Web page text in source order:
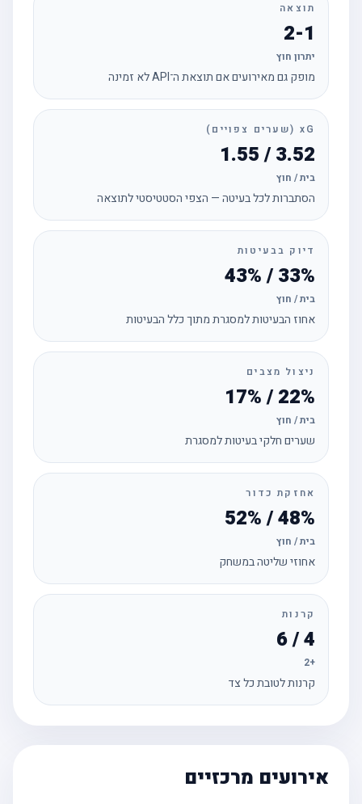
תוצאה
2-1
יתרון חוץ
מופק גם מאירועים אם תוצאת ה־API לא זמינה
xG (שערים צפויים)
3.52 / 1.55
בית / חוץ
הסתברות לכל בעיטה — הצפי הסטטיסטי לתוצאה
דיוק בבעיטות
33% / 43%
בית / חוץ
אחוז הבעיטות למסגרת מתוך כלל הבעיטות
ניצול מצבים
22% / 17%
בית / חוץ
שערים חלקי בעיטות למסגרת
אחזקת כדור
48% / 52%
בית / חוץ
אחוזי שליטה במשחק
קרנות
קרנות לטובת כל צד
אירועים מרכזיים